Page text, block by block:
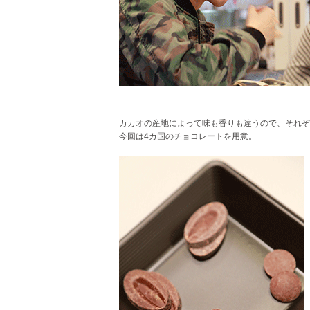
カカオの産地によって味も香りも違うので、それ
今回は4カ国のチョコレートを用意。